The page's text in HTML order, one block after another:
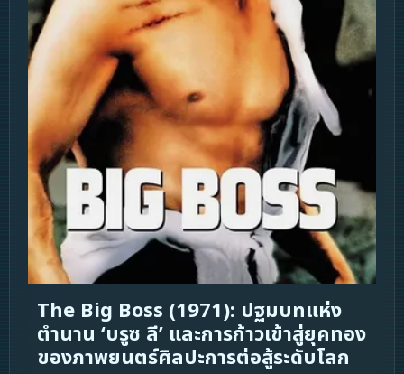
The Big Boss (1971): ปฐมบทแห่ง
ตำนาน ‘บรูซ ลี’ และการก้าวเข้าสู่ยุคทอง
ของภาพยนตร์ศิลปะการต่อสู้ระดับโลก